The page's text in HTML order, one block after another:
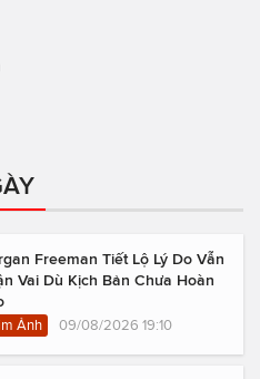
Freeman Tiết Lộ Lý Do Vẫn
Vai Dù Kịch Bản Chưa Hoàn
Ảnh 09/08/2026 19:10